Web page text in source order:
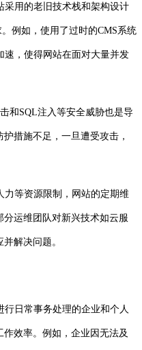
采用的老旧技术栈和架构设计
例如，使用了过时的CMS系统
速，使得网站在面对大量并发
和SQL注入等安全威胁也是导
措施不足，一旦遭受攻击，
力等资源限制，网站的定期维
运维团队对新兴技术如云服
解决问题。
日常事务处理的企业和个人
效率。例如，企业因无法及